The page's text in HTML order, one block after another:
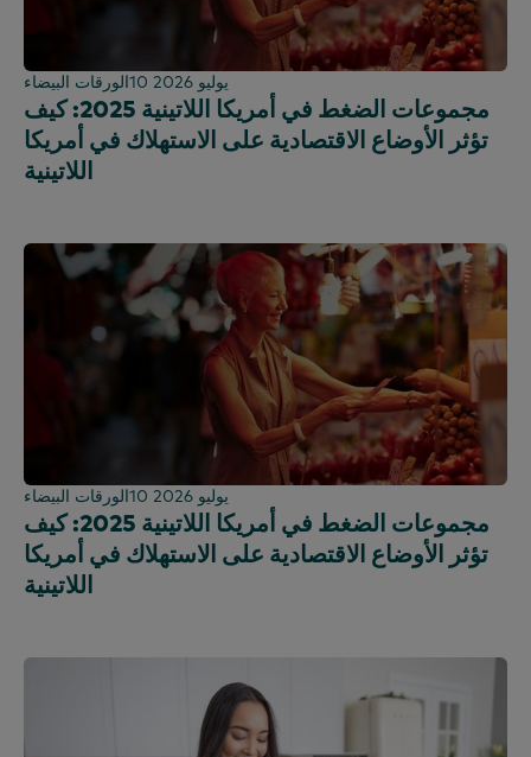
الورقات البيضاء 10 يوليو 2026
مجموعات الضغط في أمريكا اللاتينية 2025: كيف
تؤثر الأوضاع الاقتصادية على الاستهلاك في أمريكا
اللاتينية
الورقات البيضاء 10 يوليو 2026
مجموعات الضغط في أمريكا اللاتينية 2025: كيف
تؤثر الأوضاع الاقتصادية على الاستهلاك في أمريكا
اللاتينية